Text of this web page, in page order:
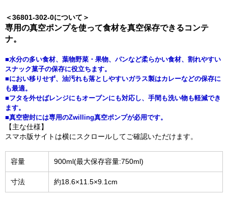
＜36801-302-0について＞
専用の真空ポンプを使って食材を真空保存できるコンテ
ナ。
■水分の多い食材、葉物野菜・果物、パンなど柔らかい食材、割れやすい
スナック菓子の保存に役立ちます。
■におい移りせず、油汚れも落としやすいガラス製はカレーなどの保存に
も最適。
■フタを外せばレンジにもオーブンにも対応し、手間も洗い物も軽減でき
ます。
■真空密封には専用のZwilling真空ポンプが必用です。
【主な仕様】
スマホ版サイトは横にスクロールしてご確認いただけます。
容量 900ml(最大保存容量:750ml)
寸法 約18.6×11.5×9.1cm